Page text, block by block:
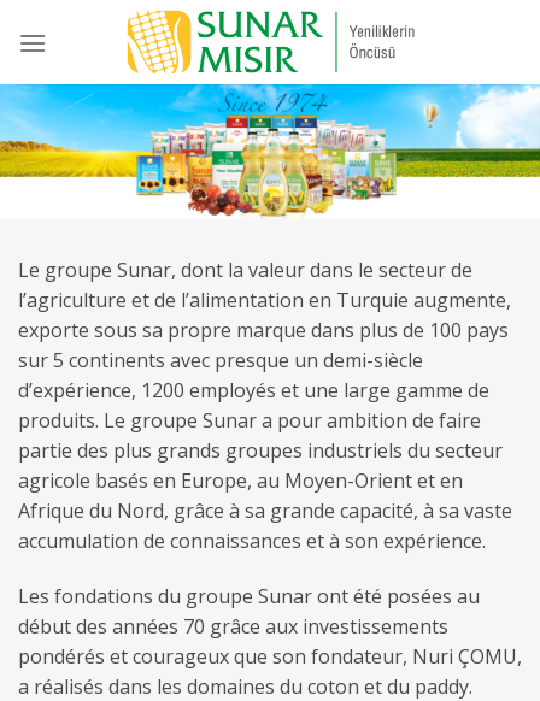
Le groupe Sunar, dont la valeur dans le secteur de
l’agriculture et de l’alimentation en Turquie augmente,
exporte sous sa propre marque dans plus de 100 pays
sur 5 continents avec presque un demi-siècle
d’expérience, 1200 employés et une large gamme de
produits. Le groupe Sunar a pour ambition de faire
partie des plus grands groupes industriels du secteur
agricole basés en Europe, au Moyen-Orient et en
Afrique du Nord, grâce à sa grande capacité, à sa vaste
accumulation de connaissances et à son expérience.
Les fondations du groupe Sunar ont été posées au
début des années 70 grâce aux investissements
pondérés et courageux que son fondateur, Nuri ÇOMU,
a réalisés dans les domaines du coton et du paddy.